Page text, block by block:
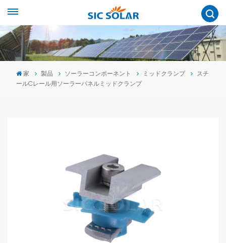
家 製品 ソーラーコンポーネント ミッドクランプ
スチ
ールCレール用ソーラーパネルミッドクランプ